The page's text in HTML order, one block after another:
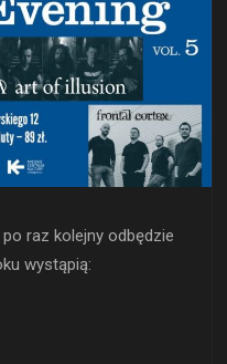
raz kolejny odbędzie
wystąpią: